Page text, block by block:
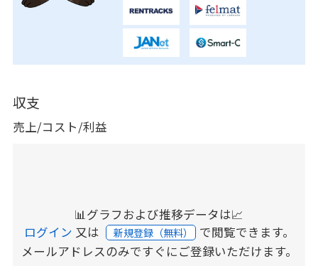
収支
売上/コスト/利益
📊グラフおよび推移データは📈
ログイン 又は 新規登録（無料） で閲覧できます。
メールアドレスのみですぐにご登録いただけます。